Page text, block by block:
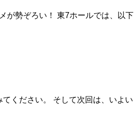
が勢ぞろい！ 東7ホールでは、以下
ください。 そして次回は、いよい